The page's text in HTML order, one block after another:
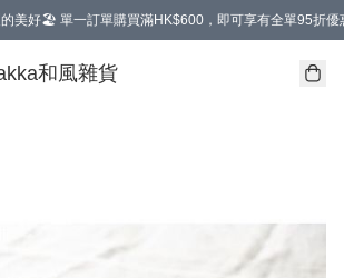
美好🏖️ 單一訂單購買滿HK$600，即可享有全單95折優
配送，單一訂單消費購物滿HK$680(折扣後），可享有
和風雜貨